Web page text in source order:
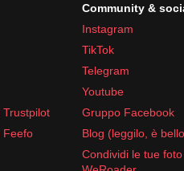
Feefo
Community &
Instagram
TikTok
Telegram
Youtube
Gruppo Facebook
Blog (leggilo, è
Condividi le tue